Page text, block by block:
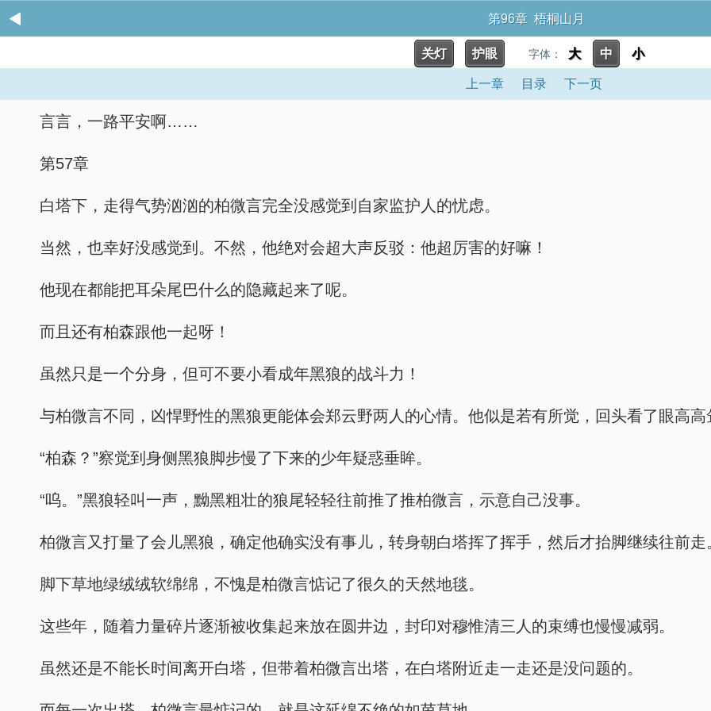
第96章 梧桐山月
关灯 护眼 字体： 大 中 小
上一章 目录 下一页
言言，一路平安啊……
第57章
白塔下，走得气势汹汹的柏微言完全没感觉到自家监护人的忧虑。
当然，也幸好没感觉到。不然，他绝对会超大声反驳：他超厉害的好嘛！
他现在都能把耳朵尾巴什么的隐藏起来了呢。
而且还有柏森跟他一起呀！
虽然只是一个分身，但可不要小看成年黑狼的战斗力！
与柏微言不同，凶悍野性的黑狼更能体会郑云野两人的心情。他似是若有所觉，回头看了眼高高
“柏森？”察觉到身侧黑狼脚步慢了下来的少年疑惑垂眸。
“呜。”黑狼轻叫一声，黝黑粗壮的狼尾轻轻往前推了推柏微言，示意自己没事。
柏微言又打量了会儿黑狼，确定他确实没有事儿，转身朝白塔挥了挥手，然后才抬脚继续往前走
脚下草地绿绒绒软绵绵，不愧是柏微言惦记了很久的天然地毯。
这些年，随着力量碎片逐渐被收集起来放在圆井边，封印对穆惟清三人的束缚也慢慢减弱。
虽然还是不能长时间离开白塔，但带着柏微言出塔，在白塔附近走一走还是没问题的。